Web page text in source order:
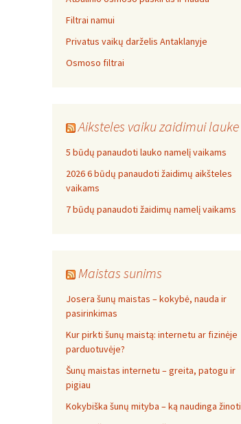
Filtrai namui
Privatus vaikų darželis Antaklanyje
Osmoso filtrai
Aiksteles vaiku zaidimui lauke
5 būdų panaudoti lauko namelį vaikams
2026 6 būdų panaudoti žaidimų aikšteles
vaikams
7 būdų panaudoti žaidimų namelį vaikams
Maistas sunims
Josera šunų maistas – kokybė, nauda ir
pasirinkimas
Kur pirkti šunų maistą: internetu ar fizinėje
parduotuvėje?
Šunų maistas internetu – greita, patogu ir
pigiau
Kokybiška šunų mityba – ką naudinga žinoti